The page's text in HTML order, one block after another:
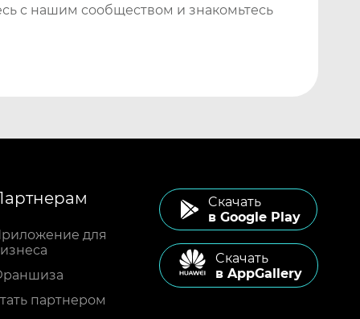
с нашим сообществом и знакомьтесь
для
партнером
Cкачать
в Google Play
Cкачать
в AppGallery